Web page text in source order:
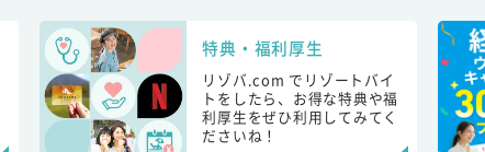
特典・福利厚生
リゾバ.com でリゾートバイ
トをしたら、お得な特典や福
利厚生をぜひ利用してみてく
ださいね！